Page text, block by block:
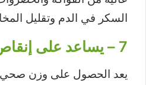
السكر في الدم وتقليل
7 – يساعد على إنقاص الوزن
يعد الحصول على وزن صحي